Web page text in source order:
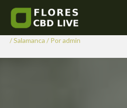
contenido
Comprar Flores
Encina
/Salamanca / Poradmin